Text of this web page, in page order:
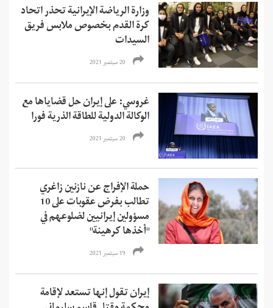
وزارة الرياضة الإيرانية تحذر اتحاد
كرة القدم بخصوص ملابس فريق
السيدات
20 سبتمبر 2021
غروسي: على إيران حل قضاياها مع
الوكالة الدولية للطاقة الذرية فورا
20 سبتمبر 2021
حملة الإفراج عن نازنين زاغري
تطالب بفرض عقوبات على 10
مسؤولين إيرانيين لضلوعهم في
"أخذها كرهينة"
19 سبتمبر 2021
إيران تقول إنها تستعد لإقامة